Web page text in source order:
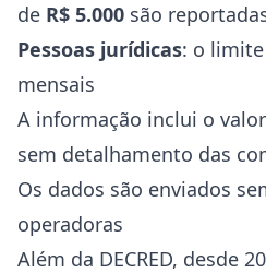
de R$ 5.000 são
Pessoas jurídicas: o
mensais
A informação inclui o
sem detalhamento das
Os dados são enviados
operadoras
Além da DECRED, desde